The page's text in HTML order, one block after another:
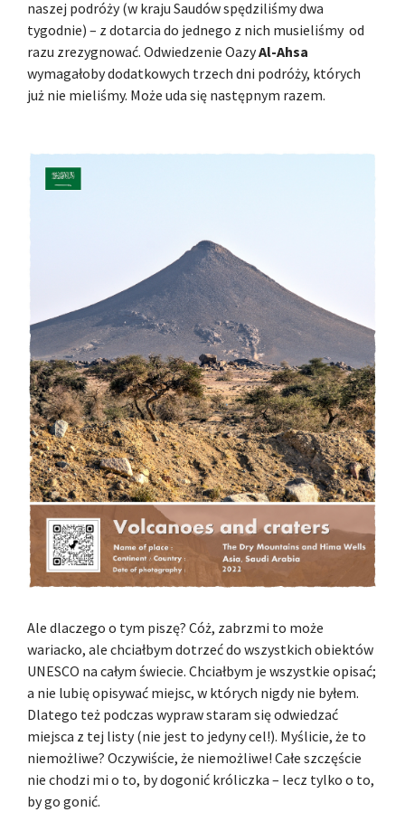
naszej podróży (w kraju Saudów spędziliśmy dwa
tygodnie) – z dotarcia do jednego z nich musieliśmy od
razu zrezygnować. Odwiedzenie OazyAl-Ahsa
wymagałoby dodatkowych trzech dni podróży, których
już nie mieliśmy. Może uda się następnym razem.
Ale dlaczego o tym piszę? Cóż, zabrzmi to może
wariacko, ale chciałbym dotrzeć do wszystkich obiektów
UNESCO na całym świecie. Chciałbym je wszystkie opisać;
a nie lubię opisywać miejsc, w których nigdy nie byłem.
Dlatego też podczas wypraw staram się odwiedzać
miejsca z tej listy (nie jest to jedyny cel!). Myślicie, że to
niemożliwe? Oczywiście, że niemożliwe! Całe szczęście
nie chodzi mi o to, by dogonić króliczka – lecz tylko o to,
by go gonić.